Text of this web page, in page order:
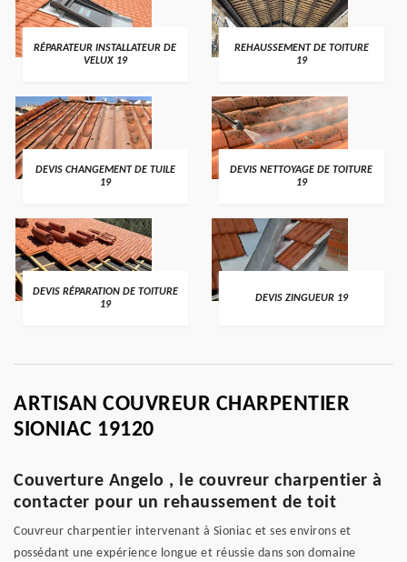
RÉPARATEUR INSTALLATEUR DE
VELUX 19
REHAUSSEMENT DE TOITURE
19
DEVIS CHANGEMENT DE TUILE
19
DEVIS NETTOYAGE DE TOITURE
19
DEVIS RÉPARATION DE TOITURE
19
DEVIS ZINGUEUR 19
ARTISAN COUVREUR CHARPENTIER
SIONIAC 19120
Couverture Angelo , le couvreur charpentier à
contacter pour un rehaussement de toit
Couvreur charpentier intervenant à Sioniac et ses environs et
possédant une expérience longue et réussie dans son domaine